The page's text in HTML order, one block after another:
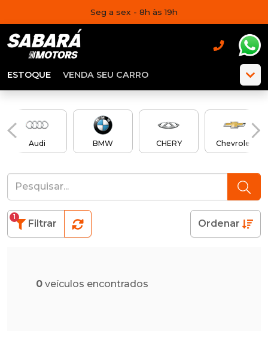
Seg a sex - 8h às 19h
ESTOQUE VENDA SEU CARRO
Audi BMW CHERY Chevrolet
Filtrar
1
Ordenar
0 veículos encontrados